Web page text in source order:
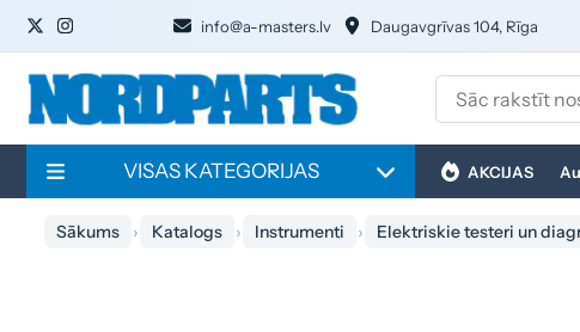
info@a-masters.lv Daugavgrīvas 104, Rīga
VISAS KATEGORIJAS AKCIJAS
Sākums Katalogs Instrumenti Elektriskie testeri un